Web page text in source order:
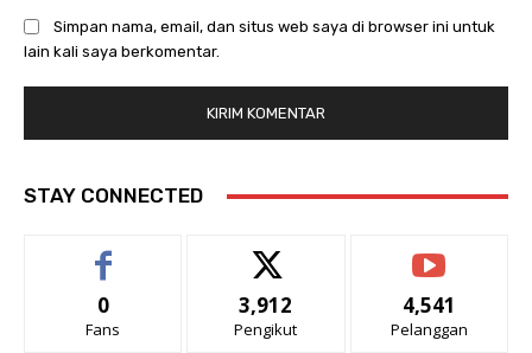
Simpan nama, email, dan situs web saya di browser ini untuk
lain kali saya berkomentar.
STAY CONNECTED
0
Fans
3,912
Pengikut
4,541
Pelanggan